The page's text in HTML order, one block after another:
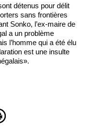
détenus pour délit
sans frontières
Sonko, l’ex-maire de
a un problème
l’homme qui a été élu
est une insulte